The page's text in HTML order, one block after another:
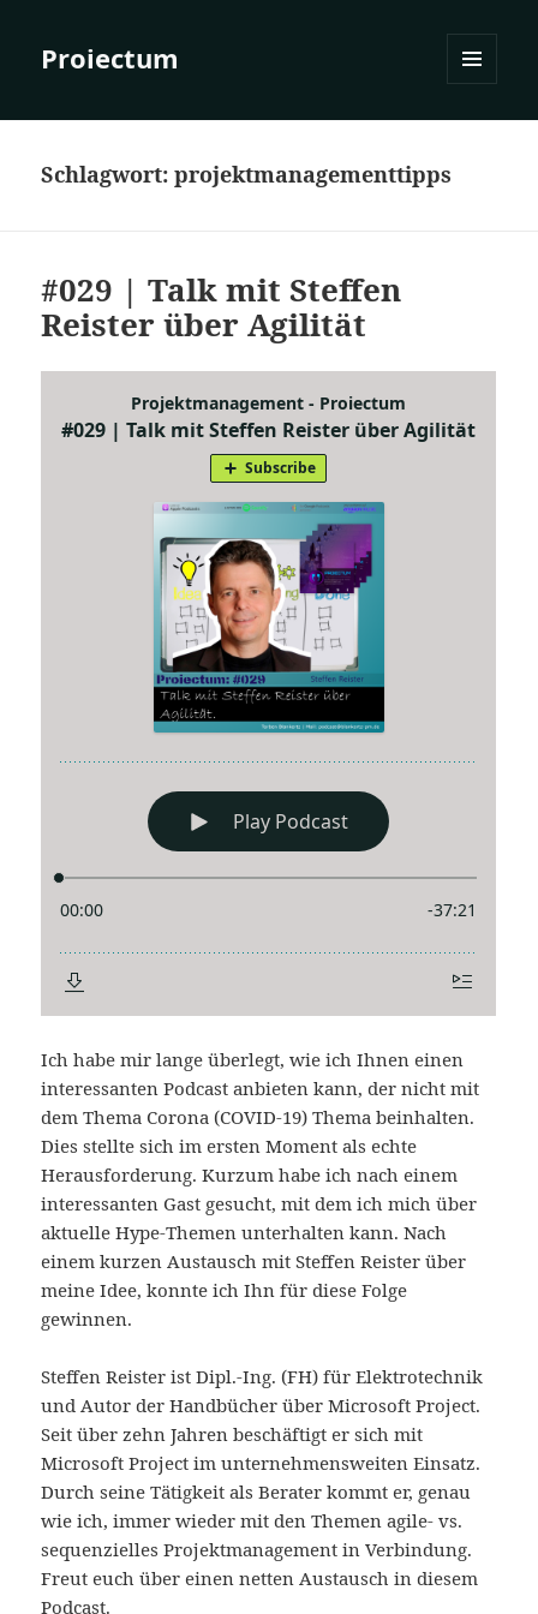
Proiectum
Schlagwort:projektmanagementtipps
#029 | Talk mit Steffen
Reister über Agilität
Ich habe mir lange überlegt, wie ich Ihnen einen
interessanten Podcast anbieten kann, der nicht mit
dem Thema Corona (COVID-19) Thema beinhalten.
Dies stellte sich im ersten Moment als echte
Herausforderung. Kurzum habe ich nach einem
interessanten Gast gesucht, mit dem ich mich über
aktuelle Hype-Themen unterhalten kann. Nach
einem kurzen Austausch mit Steffen Reister über
meine Idee, konnte ich Ihn für diese Folge
gewinnen.
Steffen Reister ist Dipl.-Ing. (FH) für Elektrotechnik
und Autor der Handbücher über Microsoft Project.
Seit über zehn Jahren beschäftigt er sich mit
Microsoft Project im unternehmensweiten Einsatz.
Durch seine Tätigkeit als Berater kommt er, genau
wie ich, immer wieder mit den Themen agile- vs.
sequenzielles Projektmanagement in Verbindung.
Freut euch über einen netten Austausch in diesem
Podcast.